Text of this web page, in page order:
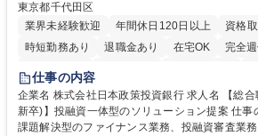
東京都千代田区
業界未経験歓迎
年間休日120日以上 資格
時短勤務あり
退職金あり 在宅OK 完全
駅近5分以内
食事補助あり
託児所あり
仕事の内容
企業名 株式会社日本政策投資銀行 求人名 【総合職/ポテンシャル採用(第2
新卒)】投融資一体型のソリューション提案 仕事の内容 DBJの総合職は、
課題解決型のファイナンス業務、投融資審査業